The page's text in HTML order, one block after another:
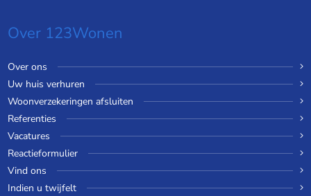
Over 123Wonen
Over ons
Uw huis verhuren
Woonverzekeringen afsluiten
Referenties
Vacatures
Reactieformulier
Vind ons
Indien u twijfelt